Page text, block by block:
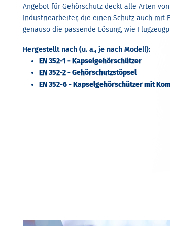
Angebot für Gehörschutz deckt alle Arten
Industriearbeiter, die einen Schutz auch mit
genauso die passende Lösung, wie
Hergestellt nach (u. a., je nach Modell):
EN 352-1 - Kapselgehörschützer
EN 352-2 - Gehörschutzstöpsel
EN 352-6 - Kapselgehörschützer mit